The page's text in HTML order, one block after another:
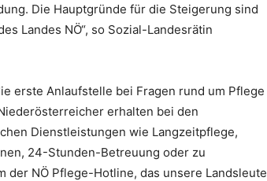
Die Hauptgründe für die Steigerung sind
Landes NÖ“, so Sozial-Landesrätin
erste Anlaufstelle bei Fragen rund um Pflege
erhalten bei den
Dienstleistungen wie Langzeitpflege,
24-Stunden-Betreuung oder zu
der NÖ Pflege-Hotline, das unsere Landsleute